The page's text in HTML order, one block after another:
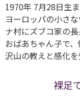
1970年 7月28日生ま
ヨーロッパの小さ
ナ村にズブコ家の
おばあちゃん子で
沢山の教えと感化を
裸足